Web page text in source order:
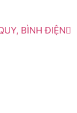
BÌNH ĐIỆN